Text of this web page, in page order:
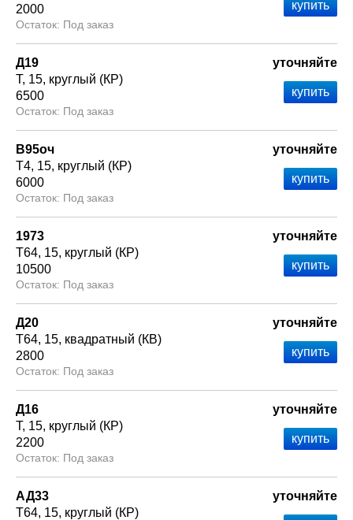
2000
Под заказ
Д19
Т 15 круглый (КР)
6500
Под заказ
уточняйте
В95оч
Т4 15 круглый (КР)
6000
Под заказ
уточняйте
1973
Т64 15 круглый (КР)
10500
Под заказ
уточняйте
Д20
Т64 15 квадратный (КВ)
2800
Под заказ
уточняйте
Д16
Т 15 круглый (КР)
2200
Под заказ
уточняйте
АД33
Т64 15 круглый (КР)
уточняйте